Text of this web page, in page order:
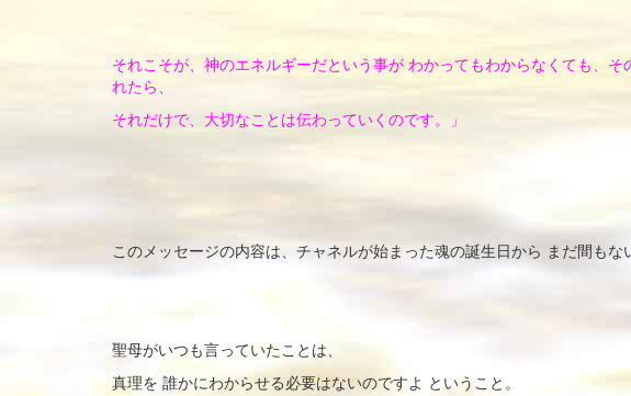
それこそが、神のエネルギーだという事が わかってもわからなくても、
れたら、
それだけで、大切なことは伝わっていくのです。」
このメッセージの内容は、チャネルが始まった魂の誕生日から まだ間もな
聖母がいつも言っていたことは、
真理を 誰かにわからせる必要はないのですよ ということ。